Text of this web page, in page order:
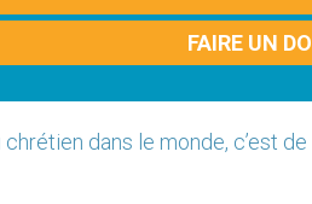
FAIRE UN
dans le monde, c’est de